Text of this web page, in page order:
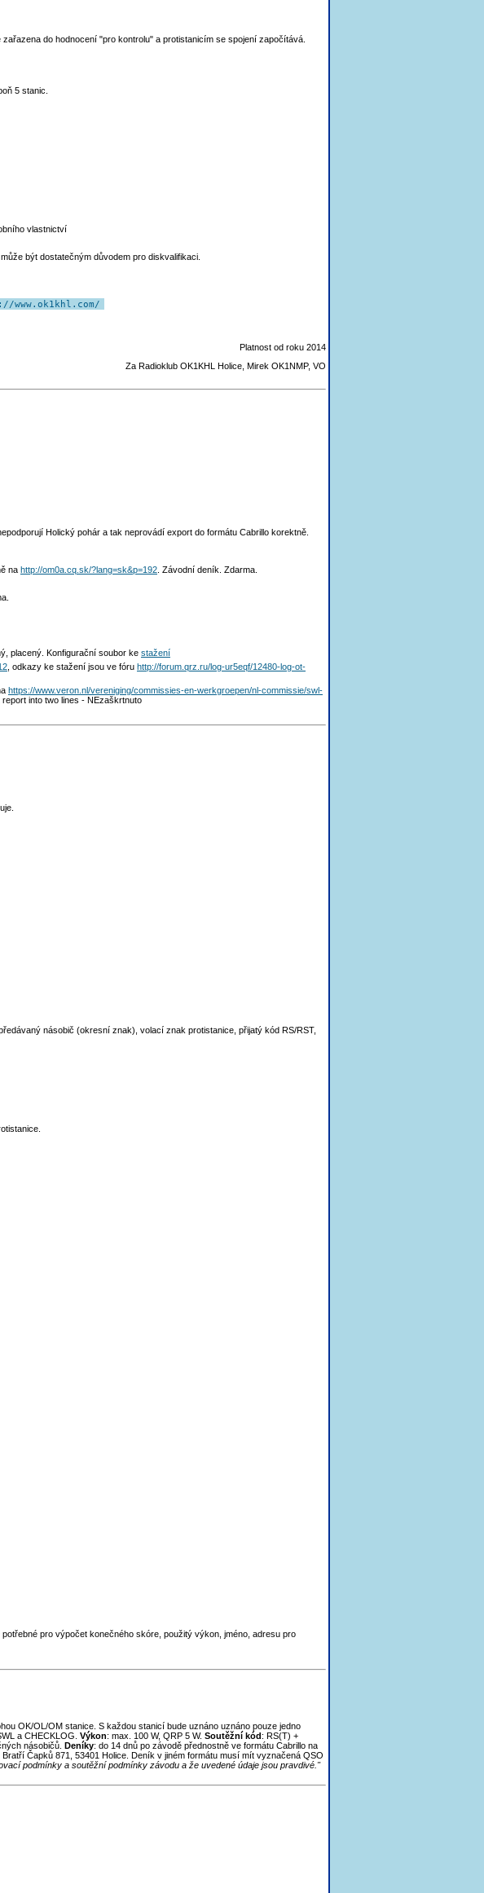
do hodnocení "pro kontrolu" a protistanicím se spojení započítává.
5 stanic.
vlastnictví
být dostatečným důvodem pro diskvalifikaci.
www.ok1khl.com/
Platnost od roku 2014
Za Radioklub OK1KHL Holice, Mirek OK1NMP, VO
Holický pohár a tak neprovádí export do formátu Cabrillo korektně.
na http://om0a.cq.sk/?lang=sk&p=192 . Závodní deník. Zdarma.
placený. Konfigurační soubor ke stažení
, odkazy ke stažení jsou ve fóru http://forum.qrz.ru/log-ur5eqf/12480-log-ot-
https://www.veron.nl/vereniging/commissies-en-werkgroepen/nl-commissie/swl-
into two lines - NEzaškrtnuto
násobič (okresní znak), volací znak protistanice, přijatý kód RS/RST,
pro výpočet konečného skóre, použitý výkon, jméno, adresu pro
OK/OL/OM stanice. S každou stanicí bude uznáno uznáno pouze jedno
a CHECKLOG. Výkon: max. 100 W, QRP 5 W. Soutěžní kód: RS(T) +
násobičů. Deníky: do 14 dnů po závodě přednostně ve formátu Cabrillo na
Čapků 871, 53401 Holice. Deník v jiném formátu musí mít vyznačená QSO
podmínky a soutěžní podmínky závodu a že uvedené údaje jsou pravdivé."